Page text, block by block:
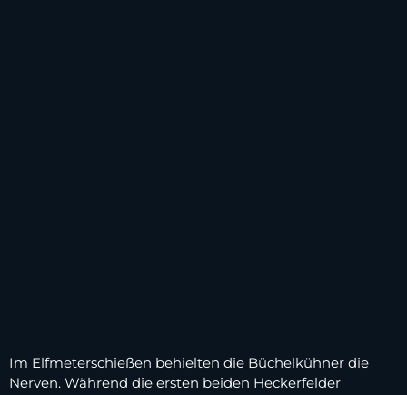
Im Elfmeterschießen behielten die Büchelkühner die
Nerven. Während die ersten beiden Heckerfelder